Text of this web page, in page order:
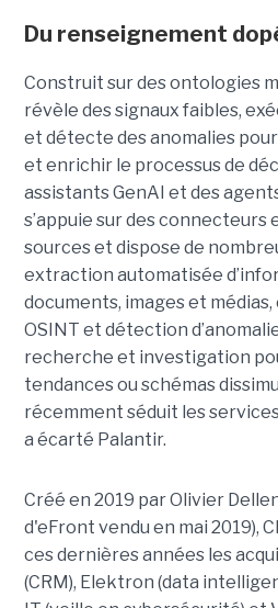
Du renseignement
Construit sur des ontologies
révèle des signaux faibles,
et détecte des anomalies
et enrichir le processus de
assistants GenAI et des
s’appuie sur des connecteurs
sources et dispose de
extraction automatisée
documents, images et
OSINT et détection
recherche et investigation
tendances ou schémas
récemment séduit les
a écarté Palantir.
Créé en 2019 par Olivier
d'eFront vendu en mai 2019),
ces dernières années les
(CRM), Elektron (data